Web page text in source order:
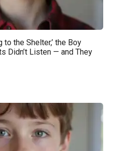
to the Shelter,’ the Boy
Didn’t Listen — and They